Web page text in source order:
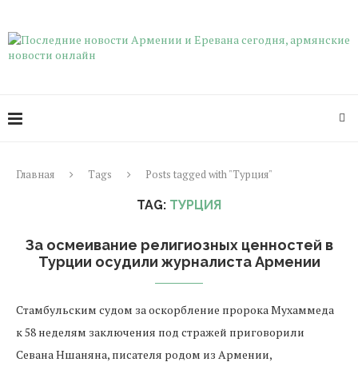
Главная Tags Posts tagged with "Турция"
TAG: ТУРЦИЯ
За осмеивание религиозных ценностей в
Турции осудили журналиста Армении
Стамбульским судом за оскорбление пророка Мухаммеда
к 58 неделям заключения под стражей приговорили
Севана Ншаняна, писателя родом из Армении,